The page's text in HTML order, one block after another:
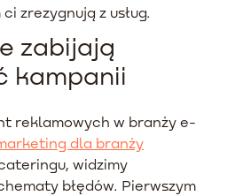
zrezygnują z usług.
zabijają
kampanii
reklamowych w branży e-
dla branży
widzimy
błędów. Pierwszym